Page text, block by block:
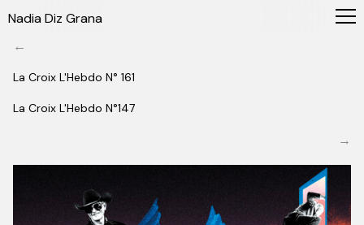
←
La Croix L'Hebdo N° 161
La Croix L'Hebdo N°147
→
Nadia Diz Grana